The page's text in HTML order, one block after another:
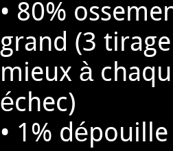
• 80%
grand (3
mieux à
échec)
• 1%